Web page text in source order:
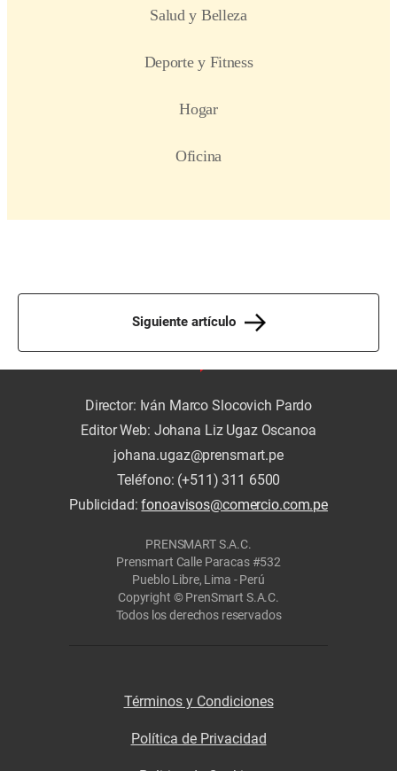
Siguiente artículo
Director: Iván Marco Slocovich Pardo
Editor Web: Johana Liz Ugaz Oscanoa
johana.ugaz@prensmart.pe
Teléfono: (+511) 311 6500
Publicidad:fonoavisos@comercio.com.pe
PRENSMART S.A.C.
Prensmart Calle Paracas #532
Pueblo Libre, Lima - Perú
Copyright © PrenSmart S.A.C.
Todos los derechos reservados
Términos y Condiciones
Política de Privacidad